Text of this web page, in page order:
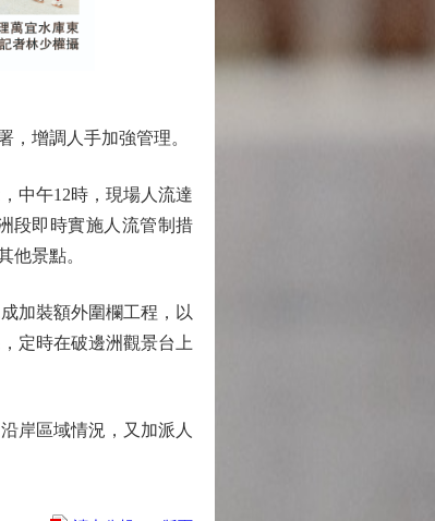
增調人手加強管理。
中午12時，現場人流達
段即時實施人流管制措
他景點。
加裝額外圍欄工程，以
定時在破邊洲觀景台上
岸區域情況，又加派人